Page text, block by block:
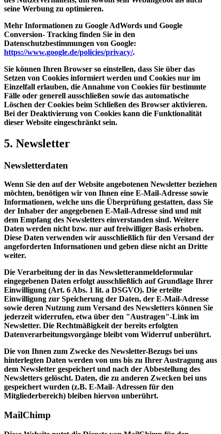
seine Werbung zu optimieren.
Mehr Informationen zu Google AdWords und Google
Conversion- Tracking finden Sie in den
Datenschutzbestimmungen von Google:
https://www.google.de/policies/privacy/.
Sie können Ihren Browser so einstellen, dass Sie über das
Setzen von Cookies informiert werden und Cookies nur im
Einzelfall erlauben, die Annahme von Cookies für bestimmte
Fälle oder generell ausschließen sowie das automatische
Löschen der Cookies beim Schließen des Browser aktivieren.
Bei der Deaktivierung von Cookies kann die Funktionalität
dieser Website eingeschränkt sein.
5. Newsletter
Newsletterdaten
Wenn Sie den auf der Website angebotenen Newsletter beziehen
möchten, benötigen wir von Ihnen eine E-Mail-Adresse sowie
Informationen, welche uns die Überprüfung gestatten, dass Sie
der Inhaber der angegebenen E-Mail-Adresse sind und mit
dem Empfang des Newsletters einverstanden sind. Weitere
Daten werden nicht bzw. nur auf freiwilliger Basis erhoben.
Diese Daten verwenden wir ausschließlich für den Versand der
angeforderten Informationen und geben diese nicht an Dritte
weiter.
Die Verarbeitung der in das Newsletteranmeldeformular
eingegebenen Daten erfolgt ausschließlich auf Grundlage Ihrer
Einwilligung (Art. 6 Abs. 1 lit. a DSGVO). Die erteilte
Einwilligung zur Speicherung der Daten, der E-Mail-Adresse
sowie deren Nutzung zum Versand des Newsletters können Sie
jederzeit widerrufen, etwa über den "Austragen"-Link im
Newsletter. Die Rechtmäßigkeit der bereits erfolgten
Datenverarbeitungsvorgänge bleibt vom Widerruf unberührt.
Die von Ihnen zum Zwecke des Newsletter-Bezugs bei uns
hinterlegten Daten werden von uns bis zu Ihrer Austragung aus
dem Newsletter gespeichert und nach der Abbestellung des
Newsletters gelöscht. Daten, die zu anderen Zwecken bei uns
gespeichert wurden (z.B. E-Mail- Adressen für den
Mitgliederbereich) bleiben hiervon unberührt.
MailChimp